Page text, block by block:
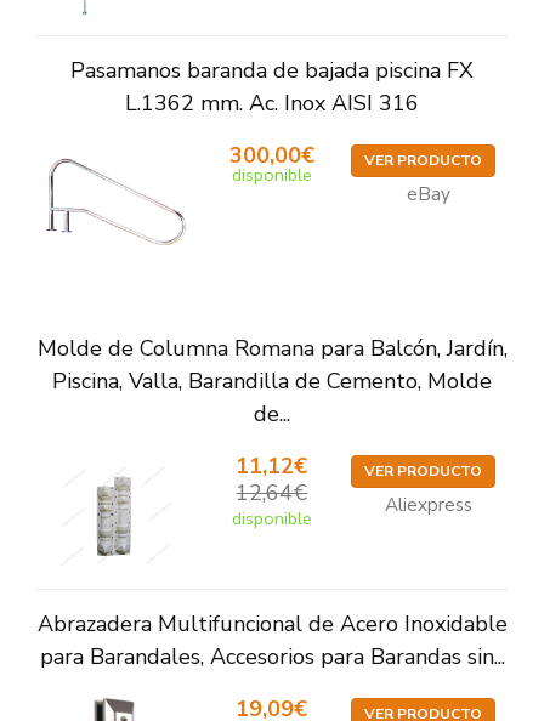
Pasamanos baranda de bajada piscina FX
L.1362 mm. Ac. Inox AISI 316
300,00€
disponible
VER PRODUCTO
eBay
Molde de Columna Romana para Balcón, Jardín,
Piscina, Valla, Barandilla de Cemento, Molde
de...
11,12€
12,64€
disponible
VER PRODUCTO
Aliexpress
Abrazadera Multifuncional de Acero Inoxidable
para Barandales, Accesorios para Barandas sin...
19,09€
VER PRODUCTO